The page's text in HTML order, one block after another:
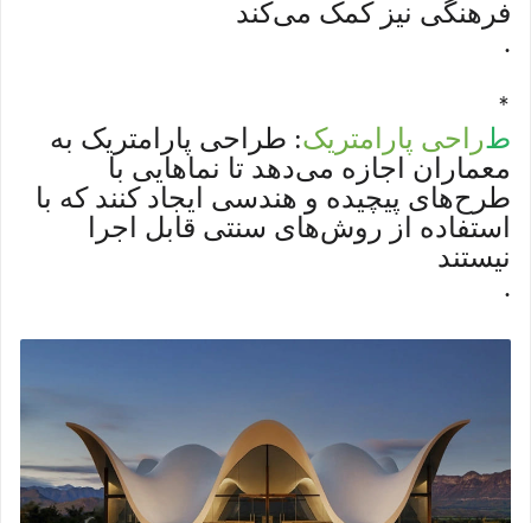
فرهنگی نیز کمک می‌کند
.
*
طراحی پارامتریک: طراحی پارامتریک به
معماران اجازه می‌دهد تا نماهایی با
طرح‌های پیچیده و هندسی ایجاد کنند که با
استفاده از روش‌های سنتی قابل اجرا
نیستند
.